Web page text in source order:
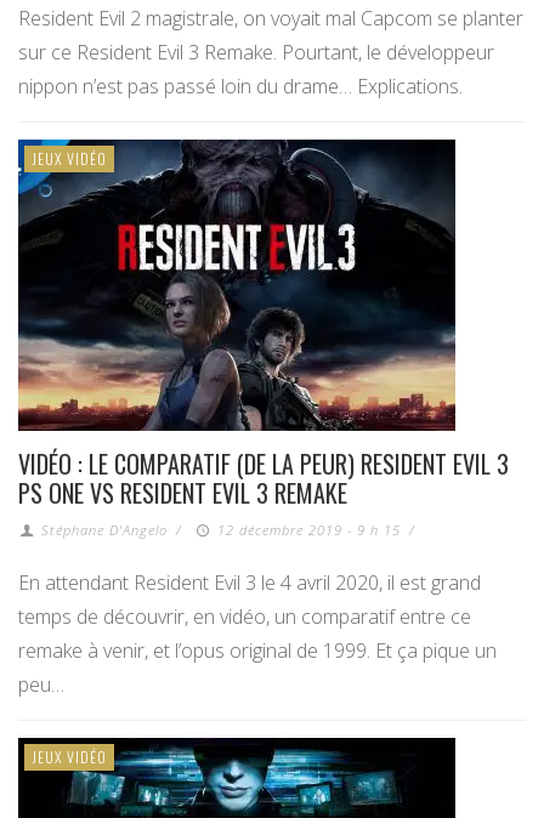
Resident Evil 2 magistrale, on voyait mal Capcom se planter
sur ce Resident Evil 3 Remake. Pourtant, le développeur
nippon n’est pas passé loin du drame… Explications.
JEUX VIDÉO
VIDÉO : LE COMPARATIF (DE LA PEUR) RESIDENT EVIL 3
PS ONE VS RESIDENT EVIL 3 REMAKE
Stéphane D'Angelo / 12 décembre 2019 - 9 h 15 /
En attendant Resident Evil 3 le 4 avril 2020, il est grand
temps de découvrir, en vidéo, un comparatif entre ce
remake à venir, et l’opus original de 1999. Et ça pique un
peu…
JEUX VIDÉO